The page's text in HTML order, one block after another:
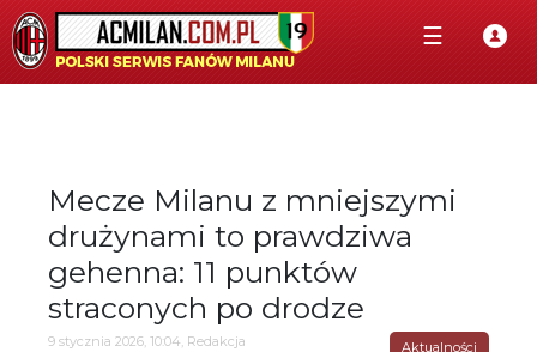
☰
Mecze Milanu z mniejszymi
drużynami to prawdziwa
gehenna: 11 punktów
straconych po drodze
9 stycznia 2026, 10:04, Redakcja Aktualności